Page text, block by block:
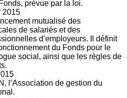
prévue par la loi.
2015
mutualisé des
de salariés et des
d’employeurs. Il définit
du Fonds pour le
social, ainsi que les règles de
l’Association de gestion du